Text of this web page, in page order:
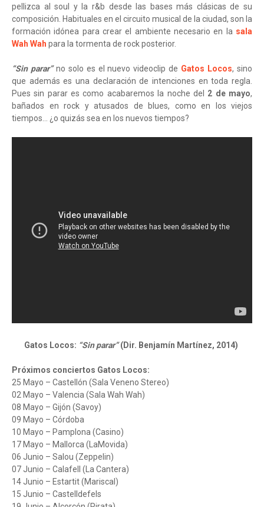
pellizca al soul y la r&b desde las bases más clásicas de su
composición. Habituales en el circuito musical de la ciudad, son la
formación idónea para crear el ambiente necesario en la sala
Wah Wah para la tormenta de rock posterior.
“Sin parar”no solo es el nuevo videoclip de Gatos Locos, sino
que además es una declaración de intenciones en toda regla.
Pues sin parar es como acabaremos la noche del 2 de mayo,
bañados en rock y atusados de blues, como en los viejos
tiempos… ¿o quizás sea en los nuevos tiempos?
Gatos Locos: “Sin parar”(Dir. Benjamín Martínez, 2014)
Próximos conciertos Gatos Locos:
25 Mayo – Castellón (Sala Veneno Stereo)
02 Mayo – Valencia (Sala Wah Wah)
08 Mayo – Gijón (Savoy)
09 Mayo – Córdoba
10 Mayo – Pamplona (Casino)
17 Mayo – Mallorca (LaMovida)
06 Junio – Salou (Zeppelin)
07 Junio – Calafell (La Cantera)
14 Junio – Estartit (Mariscal)
15 Junio – Castelldefels